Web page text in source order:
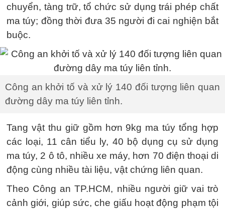
chuyển, tàng trữ, tổ chức sử dụng trái phép chất
ma túy; đồng thời đưa 35 người đi cai nghiện bắt
buộc.
Công an khởi tố và xử lý 140 đối tượng liên quan
đường dây ma túy liên tỉnh.
Tang vật thu giữ gồm hơn 9kg ma túy tổng hợp
các loại, 11 cân tiểu ly, 40 bộ dụng cụ sử dụng
ma túy, 2 ô tô, nhiều xe máy, hơn 70 điện thoại di
động cùng nhiều tài liệu, vật chứng liên quan.
Theo Công an TP.HCM, nhiều người giữ vai trò
cảnh giới, giúp sức, che giấu hoạt động phạm tội